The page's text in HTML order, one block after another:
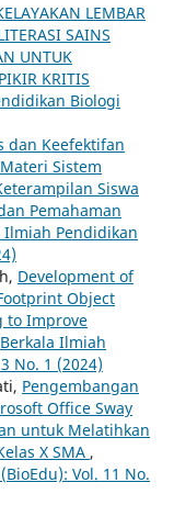
LEMBAR
SAINS
UNTUK
KRITIS
Biologi
dan Keefektifan
Sistem
Siswa
Pemahaman
Ilmiah Pendidikan
Development of
Object
to Improve
Berkala Ilmiah
No. 1 (2024)
Pengembangan
Office Sway
untuk Melatihkan
X SMA ,
Vol. 11 No.